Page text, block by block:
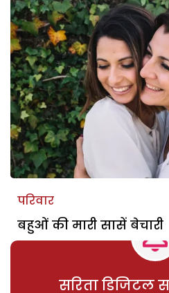
परिवार
बहुओं की मारी सासें बेचारी
सरिता डिजिटल